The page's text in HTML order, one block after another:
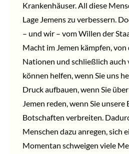
Krankenhäuser. All diese
Lage Jemens zu verbessern.
– und wir – vom Willen der
Macht im Jemen kämpfen,
Nationen und schließlich auch
können helfen, wenn Sie uns
Druck aufbauen, wenn Sie
Jemen reden, wenn Sie unsere
Botschaften verbreiten.
Menschen dazu anregen, sich
Momentan schweigen viele